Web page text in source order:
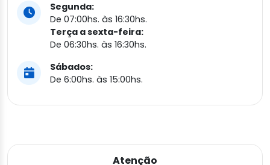
Segunda:
De 07:00hs. às 16:30hs.
Terça a sexta-feira:
De 06:30hs. às 16:30hs.
Sábados:
De 6:00hs. às 15:00hs.
Atenção